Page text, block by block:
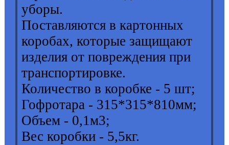
уборы.
Поставляются в картонных
коробах, которые защищают
изделия от повреждения при
транспортировке.
Количество в коробке - 5 шт;
Гофротара - 315*315*810мм;
Объем - 0,1м3;
Вес коробки - 5,5кг.